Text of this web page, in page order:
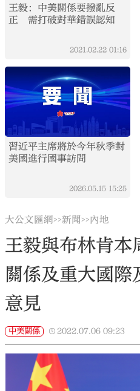
王毅：中美關係要撥亂反
正 需打破對華錯誤認知
2021.02.22 01:16
習近平主席將於今年秋季對
美國進行國事訪問
2026.05.15 15:25
大公文匯網>>新聞>>內地
王毅與布林肯
關係及重大國
意見
中美關係 2022.07.06 09:23